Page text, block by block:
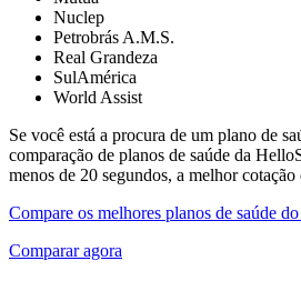
Nuclep
Petrobrás A.M.S.
Real Grandeza
SulAmérica
World Assist
Se você está a procura de um plano de
comparação de planos de saúde da
menos de 20 segundos, a melhor
Compare os melhores planos de saúde
Comparar agora